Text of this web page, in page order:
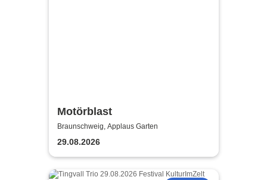
Motörblast
Braunschweig, Applaus Garten
29.08.2026